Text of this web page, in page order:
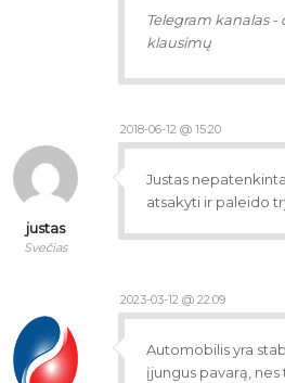
Telegram kanalas
klausimų
2018-06-12 @ 15:20
justas
Svečias
Justas
atsakyti ir paleido
2023-03-12 @ 22:09
Automobilis yra
įjungus pavarą,